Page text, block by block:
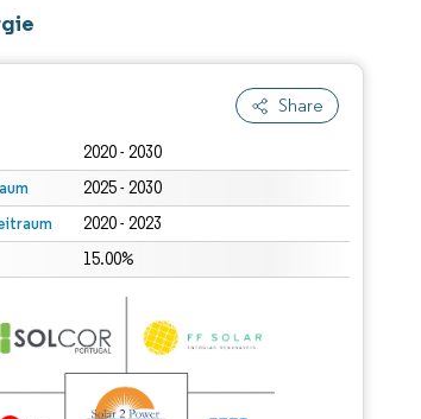
Share
2020 - 2030
2025 - 2030
2020 - 2023
15.00%